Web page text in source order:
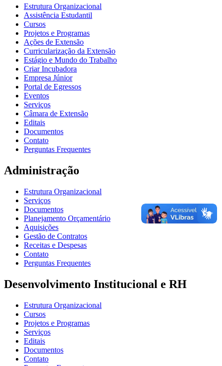
Estrutura Organizacional
Assistência Estudantil
Cursos
Projetos e Programas
Ações de Extensão
Curricularização da Extensão
Estágio e Mundo do Trabalho
Criar Incubadora
Empresa Júnior
Portal de Egressos
Eventos
Serviços
Câmara de Extensão
Editais
Documentos
Contato
Perguntas Frequentes
Administração
Estrutura Organizacional
Serviços
Documentos
Planejamento Orçamentário
Aquisições
Gestão de Contratos
Receitas e Despesas
Contato
Perguntas Frequentes
Desenvolvimento Institucional e RH
Estrutura Organizacional
Cursos
Projetos e Programas
Serviços
Editais
Documentos
Contato